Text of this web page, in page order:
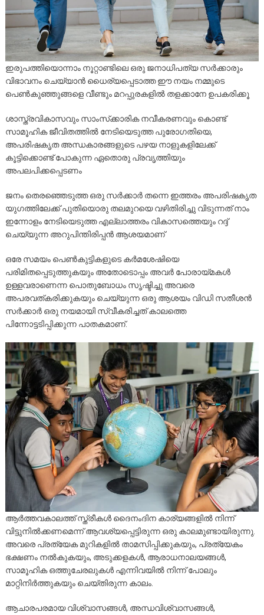
ഇരുപത്തിയൊന്നാം നൂറ്റാണ്ടിലെ ഒരു ജനാധിപത്യ സർക്കാരും
വിഭാവനം ചെയ്യാൻ ധൈര്യപ്പെടാത്ത ഈ നയം നമ്മുടെ
പെൺകുഞ്ഞുങ്ങളെ വീണ്ടും മറപ്പുരകളിൽ തളക്കാനേ ഉപകരിക്കൂ
ശാസ്ത്രവികാസവും സാംസ്‌ക്കാരിക നവീകരണവും കൊണ്ട്
സാമൂഹിക ജീവിതത്തിൽ നേടിയെടുത്ത പുരോഗതിയെ,
അപരിഷകൃത അന്ധകാരങ്ങളുടെ പഴയ നാളുകളിലേക്ക്
കൂട്ടിക്കൊണ്ട് പോകുന്ന ഏതൊരു പ്രവൃത്തിയും
അപലപിക്കപ്പെടണം
ജനം തെരഞ്ഞെടുത്ത ഒരു സർക്കാർ തന്നെ ഇത്തരം അപരിഷകൃത
യുഗത്തിലേക്ക് പുതിയൊരു തലമുറയെ വഴിതിരിച്ചു വിടുന്നത് നാം
ഇന്നോളം നേടിയെടുത്ത എല്ലാത്തരം വികാസത്തെയും റദ്ദ്
ചെയ്യുന്ന അറുപിന്തിരിപ്പൻ ആശയമാണ്
ഒരേ സമയം പെൺകുട്ടികളുടെ കർമശേഷിയെ
പരിമിതപ്പെടുത്തുകയും അതോടൊപ്പം അവർ പോരായ്മകൾ
ഉള്ളവരാണെന്ന പൊതുബോധം സൃഷ്ടിച്ചു അവരെ
അപരവത്കരിക്കുകയും ചെയ്യുന്ന ഒരു ആശയം വിഡി സതീശൻ
സർക്കാർ ഒരു നയമായി സ്വീകരിച്ചത് കാലത്തെ
പിന്നോട്ടടിപ്പിക്കുന്ന പാതകമാണ്.
ആർത്തവകാലത്ത് സ്ത്രീകൾ ദൈനംദിന കാര്യങ്ങളിൽ നിന്ന്
വിട്ടുനിൽക്കണമെന്ന് ആവശ്യപ്പെട്ടിരുന്ന ഒരു കാലമുണ്ടായിരുന്നു.
അവരെ പ്രത്യേക മുറികളിൽ താമസിപ്പിക്കുകയും, പ്രത്യേകം
ഭക്ഷണം നൽകുകയും, അടുക്കളകൾ, ആരാധനാലയങ്ങൾ,
സാമൂഹിക ഒത്തുചേരലുകൾ എന്നിവയിൽ നിന്ന് പോലും
മാറ്റിനിർത്തുകയും ചെയ്തിരുന്ന കാലം.
ആചാരപരമായ വിശ്വാസങ്ങൾ, അന്ധവിശ്വാസങ്ങൾ,